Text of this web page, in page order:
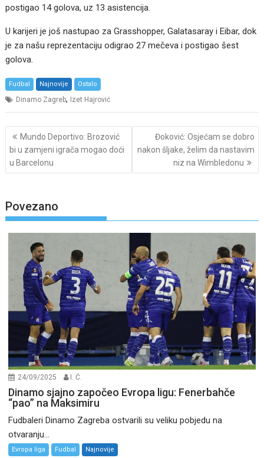
postigao 14 golova, uz 13 asistencija.
U karijeri je još nastupao za Grasshopper, Galatasaray i Eibar, dok
je za našu reprezentaciju odigrao 27 mečeva i postigao šest
golova.
Fudbal Najnovije Ostalo
Dinamo Zagreb, Izet Hajrović
Post
navigation
Mundo Deportivo: Brozović
bi u zamjeni igrača mogao doći
u Barcelonu
Đoković: Osjećam se dobro
nakon šljake, želim da nastavim
niz na Wimbledonu
Povezano
24/09/2025 I. Ć.
Dinamo sjajno započeo Evropa ligu: Fenerbahče
“pao” na Maksimiru
Fudbaleri Dinamo Zagreba ostvarili su veliku pobjedu na
otvaranju...
Evropa liga Fudbal Najnovije